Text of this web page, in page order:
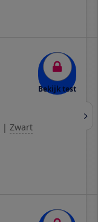
Bekijk test
| Zwart